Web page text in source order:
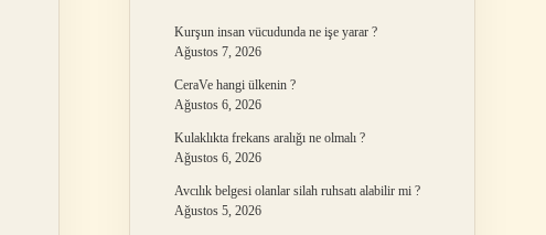
Kurşun insan vücudunda ne işe yarar ?
Ağustos 7, 2026
CeraVe hangi ülkenin ?
Ağustos 6, 2026
Kulaklıkta frekans aralığı ne olmalı ?
Ağustos 6, 2026
Avcılık belgesi olanlar silah ruhsatı alabilir mi ?
Ağustos 5, 2026